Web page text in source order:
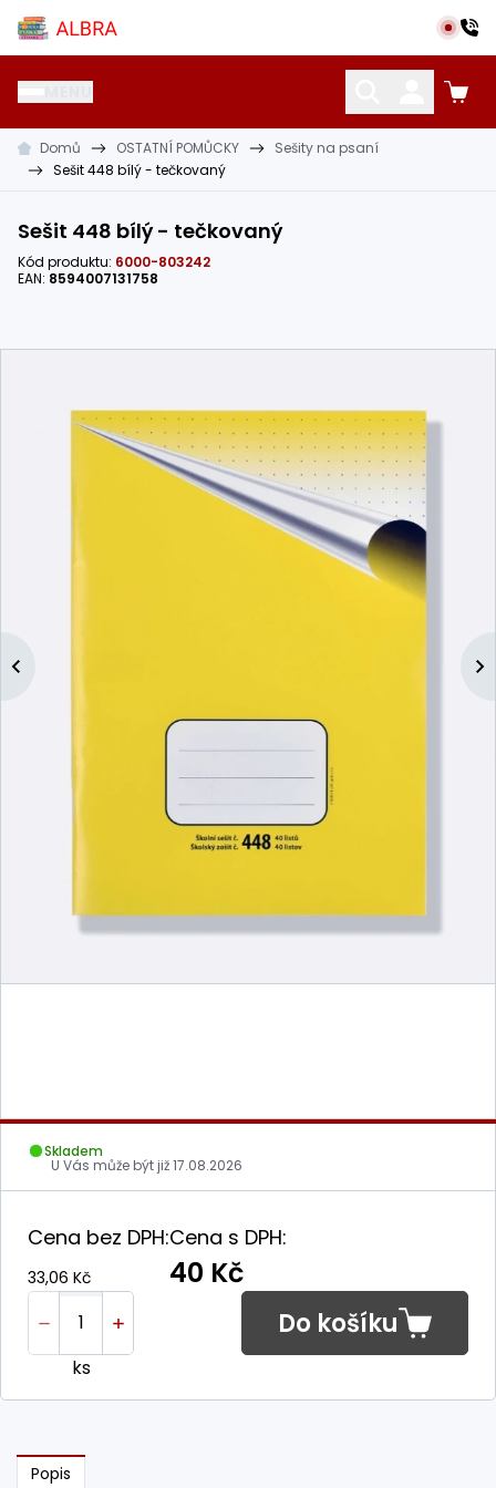
Přeskočit na hlavní obsah
Albra s.r.o.
KATALOG UČEBNIC CIZÍ JAZYKY OSTATNÍ POMŮCKY
Domů OSTATNÍ POMŮCKY
Sešity na psaní
Sešit 448 bílý - tečkovaný
Sešit 448 bílý - tečkovaný
Kód produktu: 6000-803242
EAN: 8594007131758
Skladem
U Vás může být již17.08.2026
Cena bez DPH:
33,06 Kč
Cena s DPH:
40 Kč
ks
Do košíku
Popis